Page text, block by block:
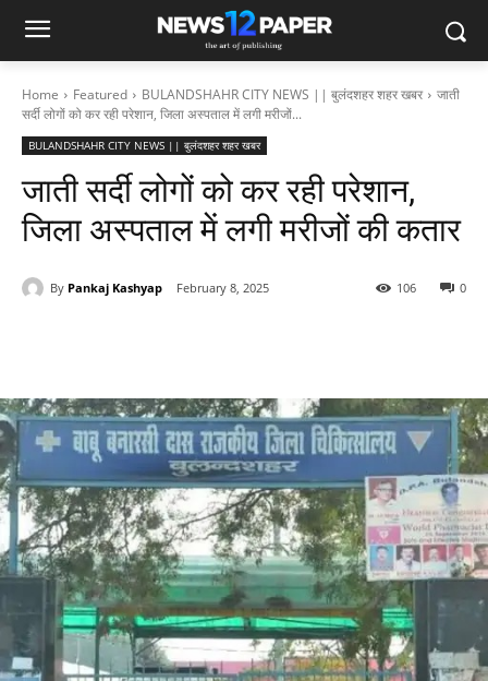
Home Featured BULANDSHAHR CITY NEWS || बुलंदशहर शहर खबर
जाती
सर्दी लोगों को कर रही परेशान, जिला अस्पताल में लगी मरीजों...
BULANDSHAHR CITY NEWS || बुलंदशहर शहर खबर
जाती सर्दी लोगों को कर रही परेशान,
जिला अस्पताल में लगी मरीजों की कतार
By Pankaj Kashyap February 8, 2025 0
106